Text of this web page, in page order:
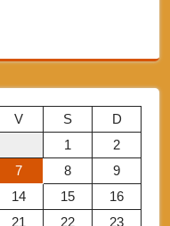
V S
D
1
2
7 8
9
14 15
16
21 22 23